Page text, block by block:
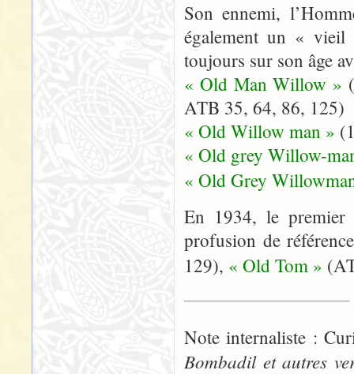
Son ennemi,
également un « vieil
toujours sur son âge
« Old Man Willow »
ATB 35, 64, 86, 125)
« Old Willow man »
« Old grey Willow-
« Old Grey
En 1934, le premier
profusion de
129), « Old Tom »
Note internaliste :
Bombadil et autres